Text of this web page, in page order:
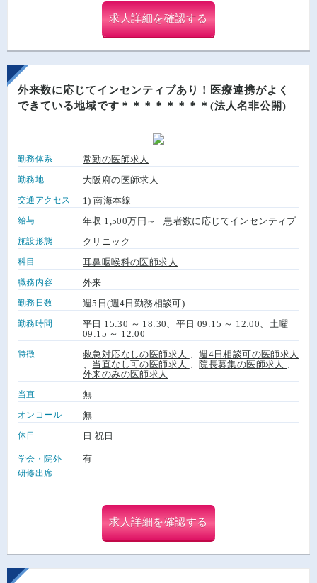
求人詳細を確認する
外来数に応じてインセンティブあり！医療連携がよく
できている地域です＊＊＊＊＊＊＊＊(法人名非公開)
勤務体系 常勤の医師求人
勤務地 大阪府の医師求人
交通アクセス 1) 南海本線
給与 年収 1,500万円～ +患者数に応じてインセンティブ
施設形態 クリニック
科目 耳鼻咽喉科の医師求人
職務内容 外来
勤務日数 週5日(週4日勤務相談可)
勤務時間
平日 15:30 ～ 18:30、平日 09:15 ～ 12:00、土曜
09:15 ～ 12:00
特徴 救急対応なしの医師求人 、週4日相談可の医師求人
当直なし可の医師求人 院長募集の医師求人
外来のみの医師求人
当直 無
オンコール 無
休日 日 祝日
学会・院外
研修出席
有
求人詳細を確認する